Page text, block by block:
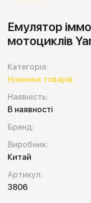
Емулятор
мотоциклів
Категорія:
Новинки товарів
Наявність:
В наявності
Бренд:
Виробник:
Китай
Артикул:
3806